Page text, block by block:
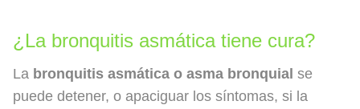
¿La bronquitis asmática tiene cura?
La bronquitis asmática o asma bronquial se
puede detener, o apaciguar los síntomas, si la